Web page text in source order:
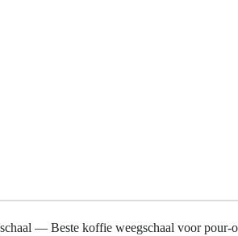
— Beste koffie weegschaal voor pour-